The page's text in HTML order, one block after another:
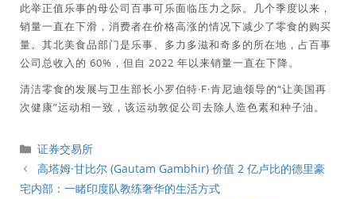
此举正值乐事的母公司百事可乐面临压力之际。几个季度以来，
销量一直在下滑，消费者在价格高涨的情况下减少了零食的购买
量。其北美食品部门是乐事、多力多滋和奇多的所在地，占百事
公司总收入的 60%，但自 2022 年以来销量一直在下降。
清洁零食的发展与卫生部长小罗伯特·F·肯尼迪领导的“让美国再
次健康”运动相一致，该运动敦促公司去除人造色素和种子油。
分
類
证券交易所
高塔姆·甘比尔 (Gautam Gambhir) 价值 2 亿卢比的德里豪
宅内部：一睹印度队教练奢华的生活方式